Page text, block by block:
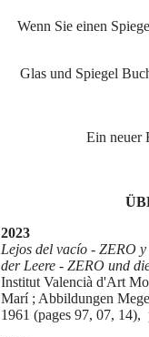
Wenn Sie einen
Glas und Spiegel
Ein neuer
2023
Lejos del vacío - ZERO
der Leere - ZERO und
Institut Valencià d'Art
Marí ; Abbildungen
1961 (pages 97, 07,